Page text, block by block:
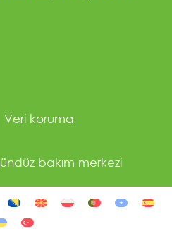
Veri koruma
bakım merkezi